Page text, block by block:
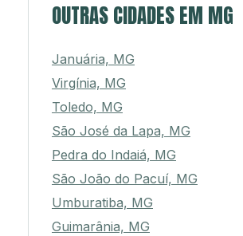
OUTRAS CIDADES EM MG
Januária, MG
Virgínia, MG
Toledo, MG
São José da Lapa, MG
Pedra do Indaiá, MG
São João do Pacuí, MG
Umburatiba, MG
Guimarânia, MG